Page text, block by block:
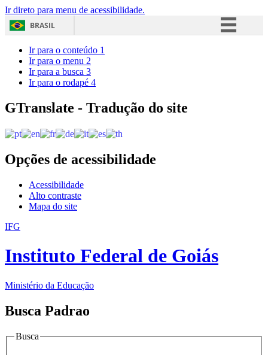
Ir direto para menu de acessibilidade.
BRASIL
Acesso à informação
Ir para o conteúdo 1
Ir para o menu 2
Ir para a busca 3
Ir para o rodapé 4
GTranslate - Tradução do site
Opções de acessibilidade
Acessibilidade
Alto contraste
Mapa do site
IFG
Instituto Federal de Goiás
Ministério da Educação
Busca Padrao
Busca